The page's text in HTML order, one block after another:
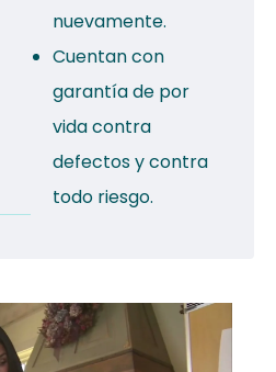
nuevamente.
Cuentan con
garantía de por
vida contra
defectos y contra
todo riesgo.